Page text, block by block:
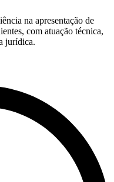
na apresentação de
com atuação técnica,
jurídica.